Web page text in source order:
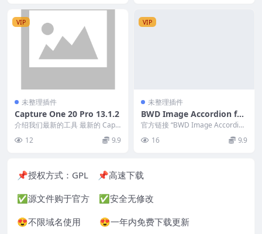
VIP
未整理插件
Capture One 20 Pro 13.1.2
介绍我们最新的工具 最新的 Capt
ure One 20 Pro 更新让您可以比...
12 9.9
VIP
未整理插件
BWD Image Accordion for
elementor v1.0
官方链接 “BWD Image Accordio
16 9.9
📌授权方式： GPL 📌高速下载
✅源文件购于官方 ✅安全无修改
😍不限域名使用 😍一年内免费下载更新